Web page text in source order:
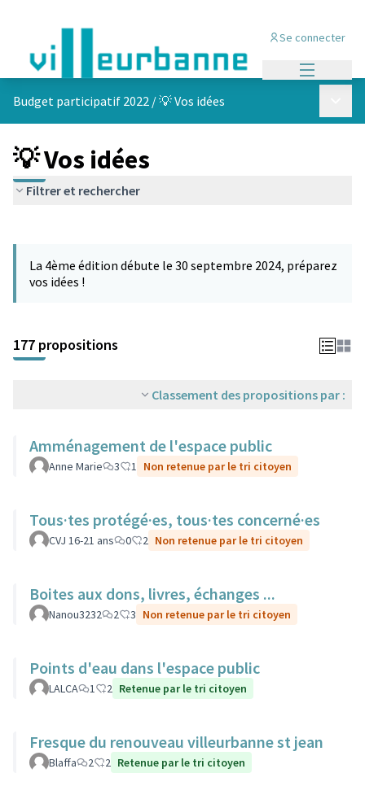
Se connecter
Budget participatif 2022 /💡 Vos idées
💡 Vos idées
Filtrer et rechercher
−
La 4ème édition débute le 30 septembre 2024, préparez
vos idées !
177 propositions
Classement des propositions par :
Amménagement de l'espace public
Anne Marie 3 1 Non retenue par le tri citoyen
Tous·tes protégé·es, tous·tes concerné·es
CVJ 16-21 ans 0 2 Non retenue par le tri citoyen
Boites aux dons, livres, échanges ...
Nanou3232 2 3 Non retenue par le tri citoyen
Points d'eau dans l'espace public
LALCA 1 2 Retenue par le tri citoyen
Fresque du renouveau villeurbanne st jean
Blaffa 2 2 Retenue par le tri citoyen